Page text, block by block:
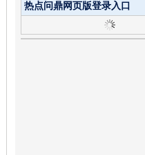
热点问鼎网页版登录入口